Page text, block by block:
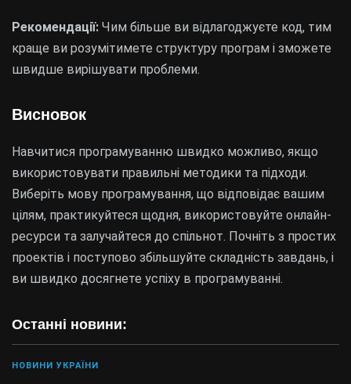
Останні новини:
НОВИНИ УКРАЇНИ
Рекомендації: Чим більше ви відлагоджуєте код, тим
краще ви розумітимете структуру програм і зможете
швидше вирішувати проблеми.
Висновок
Навчитися програмуванню швидко можливо, якщо
використовувати правильні методики та підходи.
Виберіть мову програмування, що відповідає вашим
цілям, практикуйтеся щодня, використовуйте онлайн-
ресурси та залучайтеся до спільнот. Почніть з простих
проектів і поступово збільшуйте складність завдань, і
ви швидко досягнете успіху в програмуванні.